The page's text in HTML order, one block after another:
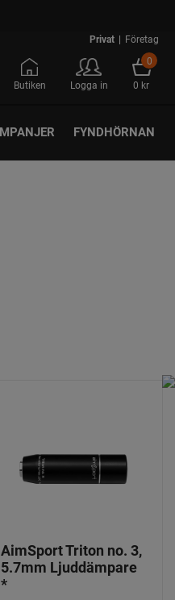
Privat | Företag
Butiken Logga in
0
0 kr
FYNDHÖRNAN
AimSport Triton no. 3,
5.7mm Ljuddämpare
*